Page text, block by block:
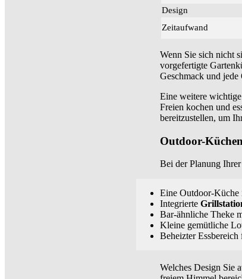
Design
Zeitaufwand
Wenn Sie sich nicht
vorgefertigte
Geschmack und jede
Eine weitere
Freien kochen und
bereitzustellen, um
Outdoor-
Bei der Planung
Eine Outdoor-Küche
Integrierte
Bar-ähnliche Theke
Kleine gemütliche
Beheizter
Welches Design Sie